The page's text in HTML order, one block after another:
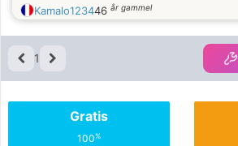
Kamalo123446 år gammel
1
Gratis
100%